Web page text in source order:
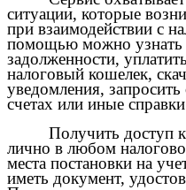
ситуации, которые
при взаимодействии с
помощью можно узнать
задолженности,
налоговый кошелек,
уведомления,
счетах или иные
Получить доступ
лично в любом
места постановки на
иметь документ,